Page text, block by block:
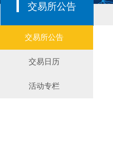
交易所公告
交易所公告
交易日历
活动专栏